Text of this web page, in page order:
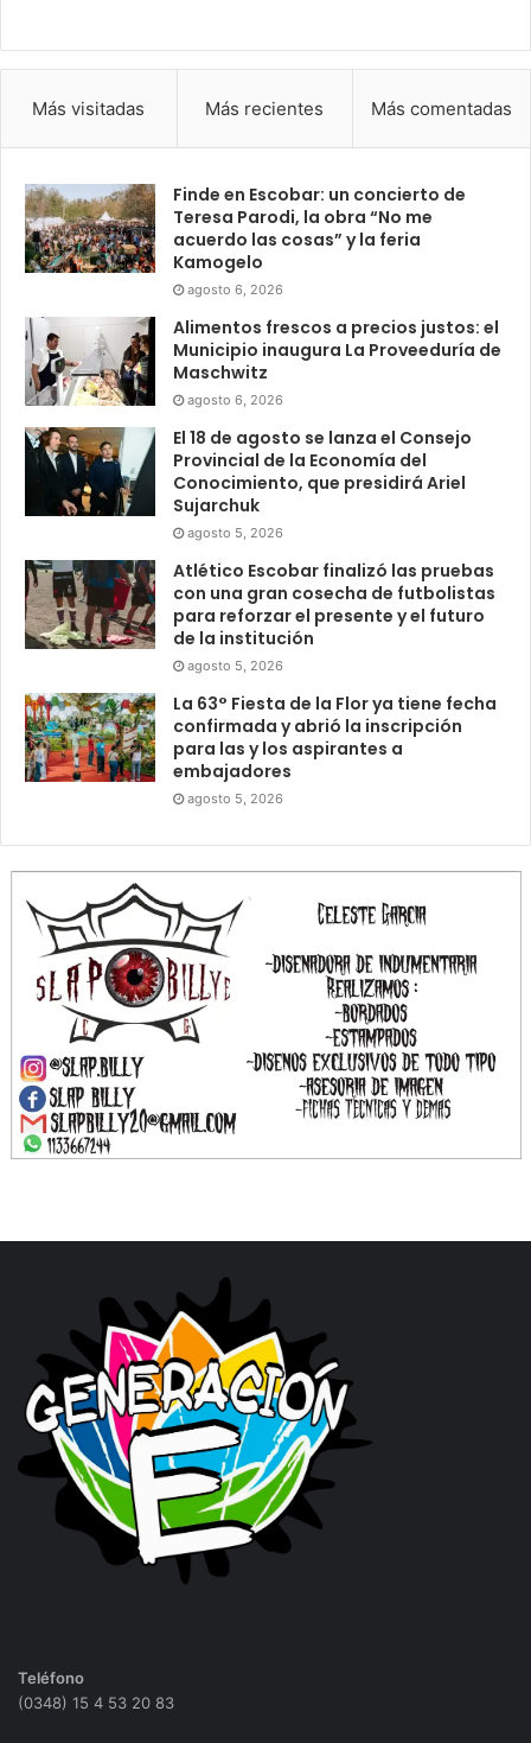
Más visitadas Más recientes Más comentadas
Finde en Escobar: un concierto de
Teresa Parodi, la obra “No me
acuerdo las cosas” y la feria
Kamogelo
agosto 6, 2026
Alimentos frescos a precios justos: el
Municipio inaugura La Proveeduría de
Maschwitz
agosto 6, 2026
El 18 de agosto se lanza el Consejo
Provincial de la Economía del
Conocimiento, que presidirá Ariel
Sujarchuk
agosto 5, 2026
Atlético Escobar finalizó las pruebas
con una gran cosecha de futbolistas
para reforzar el presente y el futuro
de la institución
agosto 5, 2026
La 63° Fiesta de la Flor ya tiene fecha
confirmada y abrió la inscripción
para las y los aspirantes a
embajadores
agosto 5, 2026
Teléfono
(0348) 15 4 53 20 83